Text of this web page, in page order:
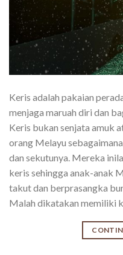
Keris adalah pakaian
menjaga maruah diri dan
Keris bukan senjata amuk
orang Melayu
dan sekutunya. Mereka
keris sehingga anak-anak
takut dan berprasangka
Malah dikatakan memiliki